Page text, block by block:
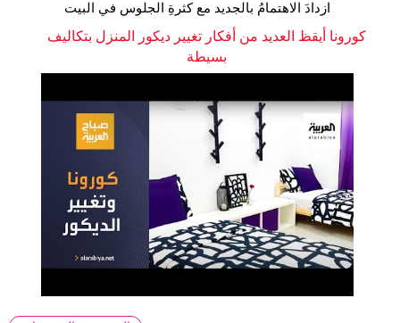
ازدادَ الاهتمامُ بالجديد مع كثرةِ الجلوس في البيت
كورونا أيقظ العديد من أفكار تغيير ديكور المنزل بتكاليف
بسيطة